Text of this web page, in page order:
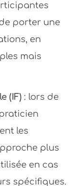
porter une
en
mais
(IF) : lors de
les
plus
en cas
spécifiques.